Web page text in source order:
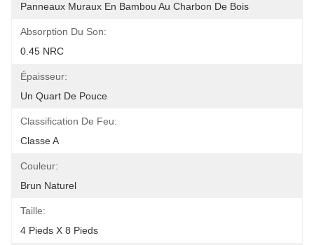
Panneaux Muraux En Bambou Au Charbon De Bois
Absorption Du Son:
0.45 NRC
Épaisseur:
Un Quart De Pouce
Classification De Feu:
Classe A
Couleur:
Brun Naturel
Taille:
4 Pieds X 8 Pieds